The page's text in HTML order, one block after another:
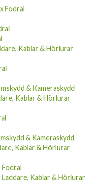
Fodral
Kablar & Hörlurar
& Kameraskydd
Kablar & Hörlurar
& Kameraskydd
Kablar & Hörlurar
Kablar & Hörlurar